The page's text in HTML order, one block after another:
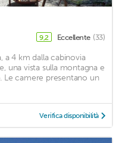
9,2 Eccellente (33)
a 4 km dalla cabinovia
una vista sulla montagna e
camere presentano un
Verifica disponibilità